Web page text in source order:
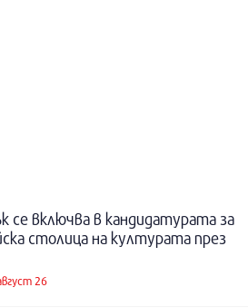
се включва в кандидатурата за
столица на културата през
26